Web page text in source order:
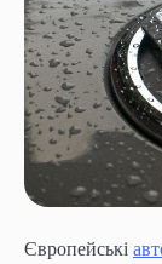
Європейські